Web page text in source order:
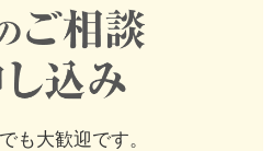
も大歓迎です。